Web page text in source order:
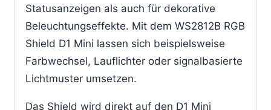
Statusanzeigen als auch für dekorative
Beleuchtungseffekte. Mit dem WS2812B RGB
Shield D1 Mini lassen sich beispielsweise
Farbwechsel, Lauflichter oder signalbasierte
Lichtmuster umsetzen.
Das Shield wird direkt auf den D1 Mini